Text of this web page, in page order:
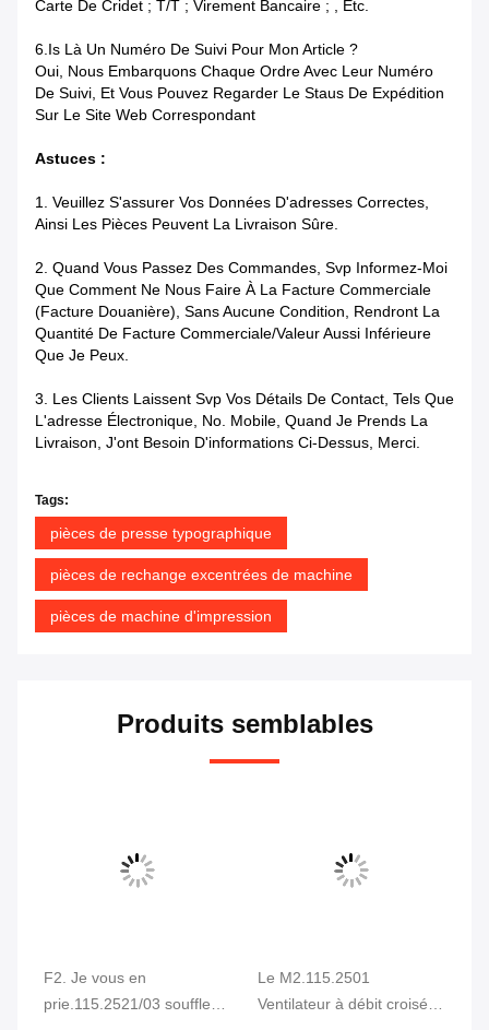
Carte De Cridet ; T/T ; Virement Bancaire ; , Etc.
6.Is Là Un Numéro De Suivi Pour Mon Article ?
Oui, Nous Embarquons Chaque Ordre Avec Leur Numéro
De Suivi, Et Vous Pouvez Regarder Le Staus De Expédition
Sur Le Site Web Correspondant
Astuces :
1. Veuillez S'assurer Vos Données D'adresses Correctes,
Ainsi Les Pièces Peuvent La Livraison Sûre.
2. Quand Vous Passez Des Commandes, Svp Informez-Moi
Que Comment Ne Nous Faire À La Facture Commerciale
(facture Douanière), Sans Aucune Condition, Rendront La
Quantité De Facture Commerciale/valeur Aussi Inférieure
Que Je Peux.
3. Les Clients Laissent Svp Vos Détails De Contact, Tels Que
L'adresse Électronique, No. Mobile, Quand Je Prends La
Livraison, J'ont Besoin D'informations Ci-Dessus, Merci.
Tags:
pièces de presse typographique
pièces de rechange excentrées de machine
pièces de machine d'impression
Produits semblables
F2. Je vous en
prie.115.2521/03 souffleur
Le M2.115.2501
Ventilateur à débit croisé